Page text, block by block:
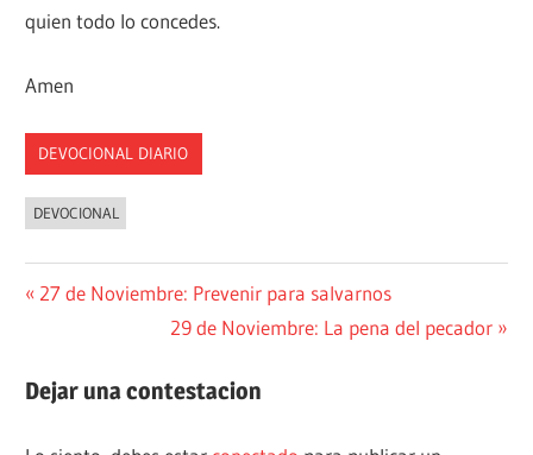
quien todo lo concedes.
Amen
DEVOCIONAL DIARIO
DEVOCIONAL
Navegación
entradas
Entrada
27 de Noviembre: Prevenir para salvarnos
Siguiente
29 de Noviembre: La pena del pecador
Dejar una contestacion